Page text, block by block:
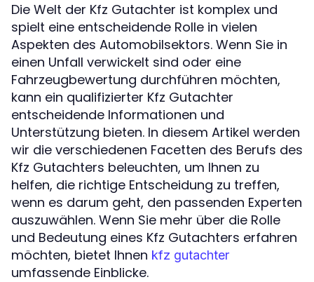
Die Welt der Kfz Gutachter ist komplex und
spielt eine entscheidende Rolle in vielen
Aspekten des Automobilsektors. Wenn Sie in
einen Unfall verwickelt sind oder eine
Fahrzeugbewertung durchführen möchten,
kann ein qualifizierter Kfz Gutachter
entscheidende Informationen und
Unterstützung bieten. In diesem Artikel werden
wir die verschiedenen Facetten des Berufs des
Kfz Gutachters beleuchten, um Ihnen zu
helfen, die richtige Entscheidung zu treffen,
wenn es darum geht, den passenden Experten
auszuwählen. Wenn Sie mehr über die Rolle
und Bedeutung eines Kfz Gutachters erfahren
möchten, bietet Ihnen kfz gutachter
umfassende Einblicke.